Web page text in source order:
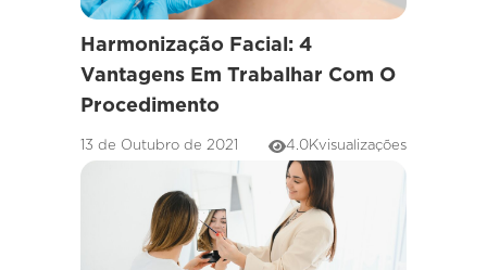
Harmonização Facial: 4
Vantagens Em Trabalhar Com O
Procedimento
13 de Outubro de 2021 4.0Kvisualizações